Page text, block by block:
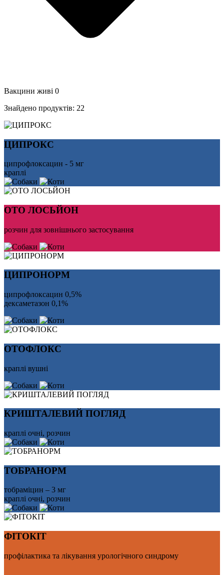
Вакцини живі 0
Знайдено продуктів: 22
ЦИПРОКС
ципрофлоксацин - 5 мг
краплі
ОТО ЛОСЬЙОН
розчин для зовнішнього застосування
ЦИПРОНОРМ
ципрофлоксацин 0,5%
дексаметазон 0,1%
ОТОФЛОКС
краплі вушні
КРИШТАЛЕВИЙ ПОГЛЯД
краплі очні, розчин
ТОБРАНОРМ
тобраміцин – 3 мг
краплі очні, розчин
ФІТОКІТ
профілактика та лікування урологічного синдрому